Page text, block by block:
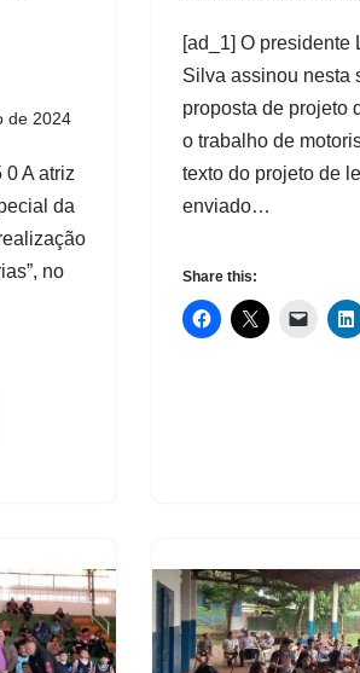
de 2024
0 A atriz
da
no
[ad_1] O presidente
Silva assinou nesta
proposta de projeto
o trabalho de
texto do projeto de
enviado…
Share this: